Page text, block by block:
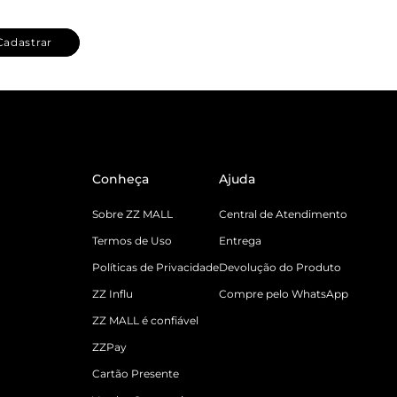
Conheça
Sobre ZZ MALL
Termos de Uso
Políticas de Privacidade
ZZ Influ
ZZ MALL é confiável
ZZPay
Cartão Presente
Ajuda
Central de Atendimento
Entrega
Devolução do Produto
Compre pelo WhatsApp